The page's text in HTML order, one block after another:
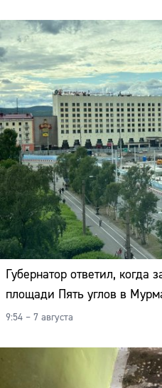
Губернатор ответил, когда
площади Пять углов в
9:54 – 7 августа